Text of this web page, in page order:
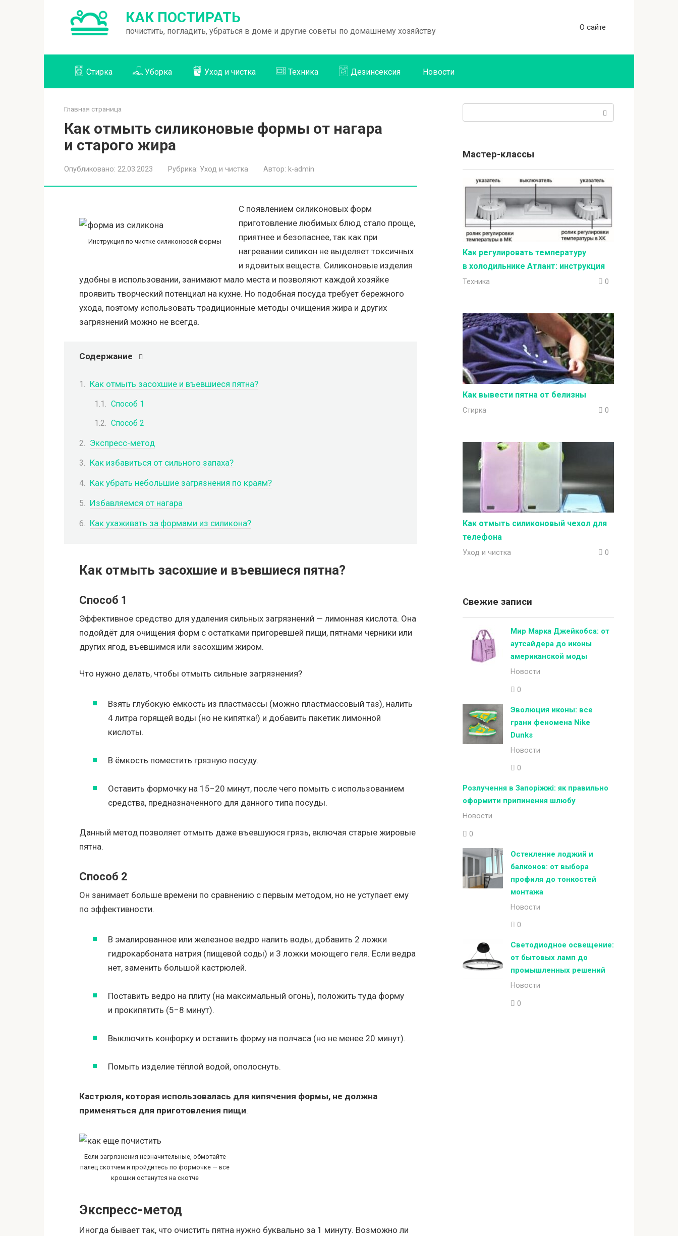
КАК ПОСТИРАТЬ
почистить, погладить, убраться в доме и другие советы по домашнему хозяйству О сайте
Стирка Уборка Уход и чистка Техника Дезинсексия Новости
Главная страница
Как отмыть силиконовые формы от нагара
и старого жира
Опубликовано: 22.03.2023 Рубрика: Уход и чистка Автор: k-admin
Инструкция по чистке силиконовой формы
С появлением силиконовых форм
приготовление любимых блюд стало проще,
приятнее и безопаснее, так как при
нагревании силикон не выделяет токсичных
и ядовитых веществ. Силиконовые изделия
удобны в использовании, занимают мало места и позволяют каждой хозяйке
проявить творческий потенциал на кухне. Но подобная посуда требует бережного
ухода, поэтому использовать традиционные методы очищения жира и других
загрязнений можно не всегда.
Содержание
Как отмыть засохшие и въевшиеся пятна?
Способ 1
Способ 2
Экспресс-метод
Как избавиться от сильного запаха?
Как убрать небольшие загрязнения по краям?
Избавляемся от нагара
Как ухаживать за формами из силикона?
Как отмыть засохшие и въевшиеся пятна?
Способ 1
Эффективное средство для удаления сильных загрязнений — лимонная кислота. Она
подойдёт для очищения форм с остатками пригоревшей пищи, пятнами черники или
других ягод, въевшимся или засохшим жиром.
Что нужно делать, чтобы отмыть сильные загрязнения?
Взять глубокую ёмкость из пластмассы (можно пластмассовый таз), налить
4 литра горящей воды (но не кипятка!) и добавить пакетик лимонной
кислоты.
В ёмкость поместить грязную посуду.
Оставить формочку на 15−20 минут, после чего помыть с использованием
средства, предназначенного для данного типа посуды.
Данный метод позволяет отмыть даже въевшуюся грязь, включая старые жировые
пятна.
Способ 2
Он занимает больше времени по сравнению с первым методом, но не уступает ему
по эффективности.
В эмалированное или железное ведро налить воды, добавить 2 ложки
гидрокарбоната натрия (пищевой соды) и 3 ложки моющего геля. Если ведра
нет, заменить большой кастрюлей.
Поставить ведро на плиту (на максимальный огонь), положить туда форму
и прокипятить (5−8 минут).
Выключить конфорку и оставить форму на полчаса (но не менее 20 минут).
Помыть изделие тёплой водой, ополоснуть.
Кастрюля, которая использовалась для кипячения формы, не должна
применяться для приготовления пищи.
Если загрязнения незначительные, обмотайте
палец скотчем и пройдитесь по формочке — все
крошки останутся на скотче
Экспресс-метод
Иногда бывает так, что очистить пятна нужно буквально за 1 минуту. Возможно ли
Мастер-классы
Как регулировать температуру
в холодильнике Атлант: инструкция
Техника 0
Как вывести пятна от белизны
Стирка 0
Как отмыть силиконовый чехол для
телефона
Уход и чистка 0
Свежие записи
Мир Марка Джейкобса: от
аутсайдера до иконы
американской моды
Новости
0
Эволюция иконы: все
грани феномена Nike
Dunks
Новости
0
Розлучення в Запоріжжі: як правильно
оформити припинення шлюбу
Новости
0
Остекление лоджий и
балконов: от выбора
профиля до тонкостей
монтажа
Новости
0
Светодиодное освещение:
от бытовых ламп до
промышленных решений
Новости
0